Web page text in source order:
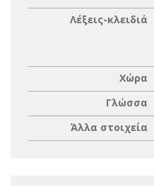
Λέξεις-κλειδιά
Χώρα
Γλώσσα
Άλλα στοιχεία